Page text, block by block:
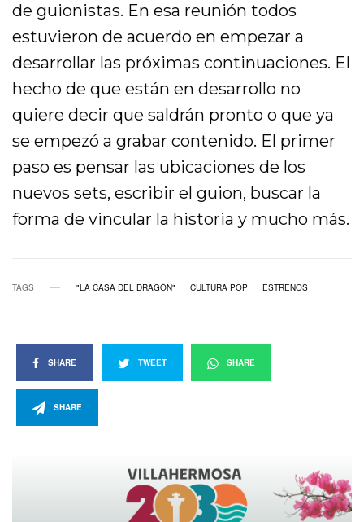
de guionistas. En esa reunión todos
estuvieron de acuerdo en empezar a
desarrollar las próximas continuaciones. El
hecho de que están en desarrollo no
quiere decir que saldrán pronto o que ya
se empezó a grabar contenido. El primer
paso es pensar las ubicaciones de los
nuevos sets, escribir el guion, buscar la
forma de vincular la historia y mucho más.
TAGS "LA CASA DEL DRAGÓN" CULTURA POP ESTRENOS
SHARE TWEET SHARE
SHARE